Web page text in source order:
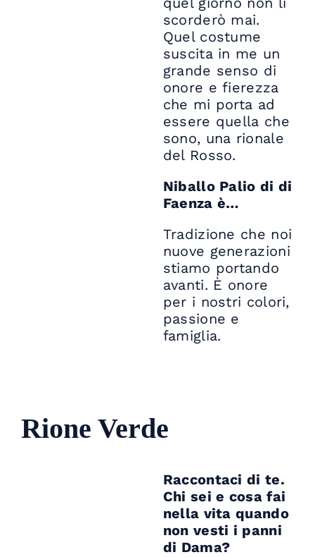
scorderò mai.
Quel costume
suscita in me un
grande senso di
onore e fierezza
che mi porta ad
essere quella che
sono, una rionale
del Rosso.
Niballo Palio di di
Faenza è…
Tradizione che noi
nuove generazioni
stiamo portando
avanti. È onore
per i nostri colori,
passione e
famiglia.
Rione Verde
Raccontaci di te.
Chi sei e cosa fai
nella vita quando
non vesti i panni
di Dama?